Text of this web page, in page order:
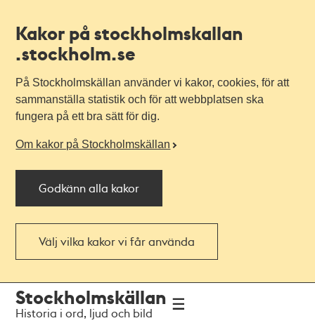
Kakor på stockholmskallan
.stockholm.se
På Stockholmskällan använder vi kakor, cookies, för att
sammanställa statistik och för att webbplatsen ska
fungera på ett bra sätt för dig.
Om kakor på Stockholmskällan
Godkänn alla kakor
Välj vilka kakor vi får använda
navigationen
huvudinnehållet
Stockholmskällan
Historia i ord, ljud och bild